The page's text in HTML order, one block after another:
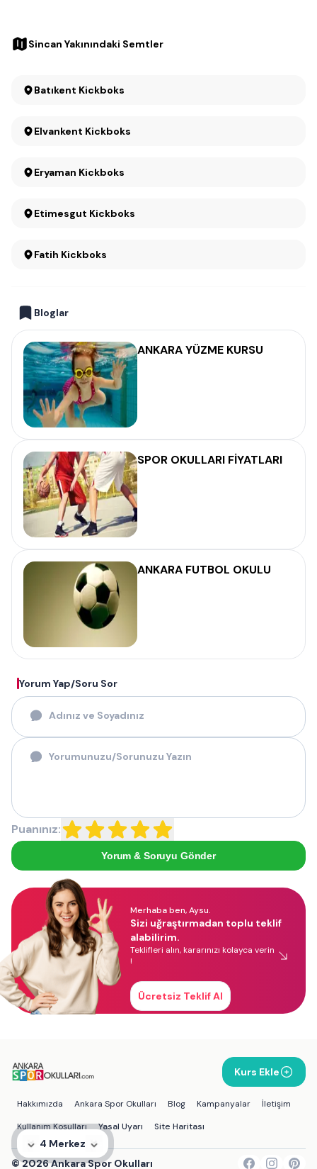
4 Merkez
Sincan Yakınındaki Semtler
Batıkent Kickboks
Elvankent Kickboks
Eryaman Kickboks
Etimesgut Kickboks
Fatih Kickboks
Bloglar
ANKARA YÜZME KURSU
SPOR OKULLARI FİYATLARI
ANKARA FUTBOL OKULU
Yorum Yap/Soru Sor
Puanınız:
Yorum & Soruyu Gönder
Merhaba ben, Aysu.
Sizi uğraştırmadan toplu teklif
alabilirim.
Teklifleri alın, kararınızı kolayca verin
!
Ücretsiz Teklif Al
Kurs Ekle
Hakkımızda Ankara Spor Okulları Blog Kampanyalar
İletişim
Kullanım Koşulları
Yasal Uyarı Site Haritası
©2026Ankara Spor Okulları